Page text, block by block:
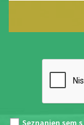
Seznanjen sem s